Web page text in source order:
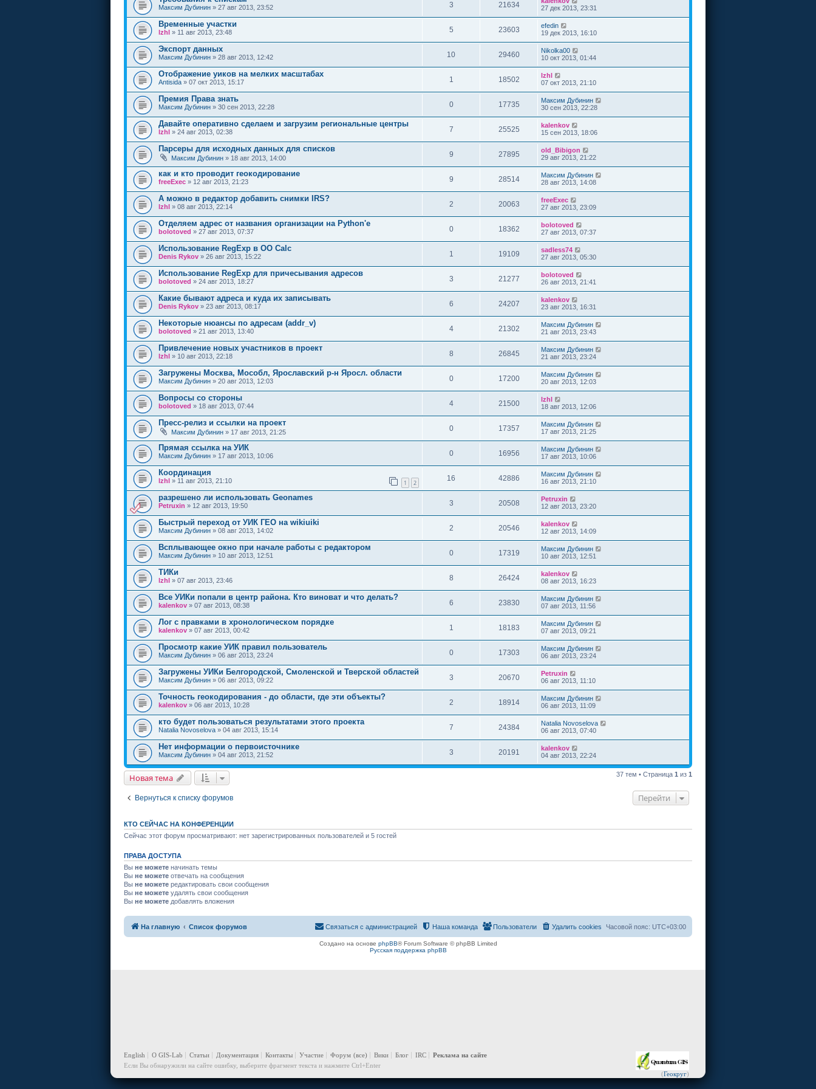
Максим Дубинин » 27 авг 2013, 23:52 3 21634
27 дек 2013, 23:31
Временные участки
lzhl » 11 авг 2013, 23:48 5 23603
efedin
19 дек 2013, 16:10
Экспорт данных
Максим Дубинин » 28 авг 2013, 12:42 10 29460
Nikolka00
10 окт 2013, 01:44
Отображение уиков на мелких масштабах
Antisida » 07 окт 2013, 15:17 1 18502
lzhl
07 окт 2013, 21:10
Премия Права знать
Максим Дубинин » 30 сен 2013, 22:28 0 17735
Максим Дубинин
30 сен 2013, 22:28
Давайте оперативно сделаем и загрузим региональные центры
lzhl » 24 авг 2013, 02:38 7 25525
kalenkov
15 сен 2013, 18:06
Парсеры для исходных данных для списков
Максим Дубинин » 18 авг 2013, 14:00 9 27895
old_Bibigon
29 авг 2013, 21:22
как и кто проводит геокодирование
freeExec » 12 авг 2013, 21:23 9 28514
Максим Дубинин
28 авг 2013, 14:08
А можно в редактор добавить снимки IRS?
lzhl » 08 авг 2013, 22:14 2 20063
freeExec
27 авг 2013, 23:09
Отделяем адрес от названия организации на Python'е
bolotoved » 27 авг 2013, 07:37 0 18362
bolotoved
27 авг 2013, 07:37
Использование RegExp в OO Calc
Denis Rykov » 26 авг 2013, 15:22 1 19109
sadless74
27 авг 2013, 05:30
Использование RegExp для причесывания адресов
bolotoved » 24 авг 2013, 18:27 3 21277
bolotoved
26 авг 2013, 21:41
Какие бывают адреса и куда их записывать
Denis Rykov » 23 авг 2013, 08:17 6 24207
kalenkov
23 авг 2013, 16:31
Некоторые нюансы по адресам (addr_v)
bolotoved » 21 авг 2013, 13:40 4 21302
Максим Дубинин
21 авг 2013, 23:43
Привлечение новых участников в проект
lzhl » 10 авг 2013, 22:18 8 26845
Максим Дубинин
21 авг 2013, 23:24
Загружены Москва, Мособл, Ярославский р-н Яросл. области
Максим Дубинин » 20 авг 2013, 12:03 0 17200
Максим Дубинин
20 авг 2013, 12:03
Вопросы со стороны
bolotoved » 18 авг 2013, 07:44 4 21500
lzhl
18 авг 2013, 12:06
Пресс-релиз и ссылки на проект
Максим Дубинин » 17 авг 2013, 21:25 0 17357
Максим Дубинин
17 авг 2013, 21:25
Прямая ссылка на УИК
Максим Дубинин » 17 авг 2013, 10:06 0 16956
Максим Дубинин
17 авг 2013, 10:06
Координация
lzhl » 11 авг 2013, 21:10 1 2
16 42886
Максим Дубинин
16 авг 2013, 21:10
разрешено ли использовать Geonames
Petruxin » 12 авг 2013, 19:50 3 20508
Petruxin
12 авг 2013, 23:20
Быстрый переход от УИК ГЕО на wikiuiki
Максим Дубинин » 08 авг 2013, 14:02 2 20546
kalenkov
12 авг 2013, 14:09
Всплывающее окно при начале работы с редактором
Максим Дубинин » 10 авг 2013, 12:51 0 17319
Максим Дубинин
10 авг 2013, 12:51
ТИКи
lzhl » 07 авг 2013, 23:46 8 26424
kalenkov
08 авг 2013, 16:23
Все УИКи попали в центр района. Кто виноват и что делать?
kalenkov » 07 авг 2013, 08:38 6 23830
Максим Дубинин
07 авг 2013, 11:56
Лог с правками в хронологическом порядке
kalenkov » 07 авг 2013, 00:42 1 18183
Максим Дубинин
07 авг 2013, 09:21
Просмотр какие УИК правил пользователь
Максим Дубинин » 06 авг 2013, 23:24 0 17303
Максим Дубинин
06 авг 2013, 23:24
Загружены УИКи Белгородской, Смоленской и Тверской областей
Максим Дубинин » 06 авг 2013, 09:22 3 20670
Petruxin
06 авг 2013, 11:10
Точность геокодирования - до области, где эти объекты?
kalenkov » 06 авг 2013, 10:28 2 18914
Максим Дубинин
06 авг 2013, 11:09
кто будет пользоваться результатами этого проекта
Natalia Novoselova » 04 авг 2013, 15:14 7 24384
Natalia Novoselova
06 авг 2013, 07:40
Нет информации о первоисточнике
Максим Дубинин » 04 авг 2013, 21:52 3 20191
kalenkov
04 авг 2013, 22:24
Новая тема 37 тем • Страница 1 из 1
Вернуться к списку форумов Перейти
КТО СЕЙЧАС НА КОНФЕРЕНЦИИ
Сейчас этот форум просматривают: нет зарегистрированных пользователей и 5 гостей
ПРАВА ДОСТУПА
Вы не можете начинать темы
Вы не можете отвечать на сообщения
Вы не можете редактировать свои сообщения
Вы не можете удалять свои сообщения
Вы не можете добавлять вложения
На главную Список форумов Часовой пояс: UTC+03:00
Удалить cookies
Пользователи
Наша команда
Связаться с администрацией
Создано на основе phpBB® Forum Software © phpBB Limited
Русская поддержка phpBB
(Геокруг)
English О GIS-Lab Статьи Документация Контакты Участие Форум (все) Вики Блог IRC
Реклама на сайте
Если Вы обнаружили на сайте ошибку, выберите фрагмент текста и нажмите Ctrl+Enter